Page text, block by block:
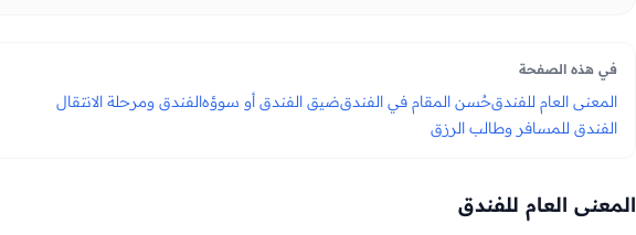
في هذه الصفحة
المعنى العام للفندقحُسن المقام في الفندقضيق الفندق أو سوؤهالفندق ومرحلة الانتقال
الفندق للمسافر وطالب الرزق
المعنى العام للفندق